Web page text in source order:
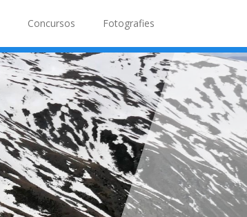
Concursos Fotografies